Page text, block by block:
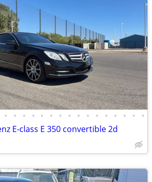
• • • • • • • • • • • • • • • •
E-class E 350 convertible 2d